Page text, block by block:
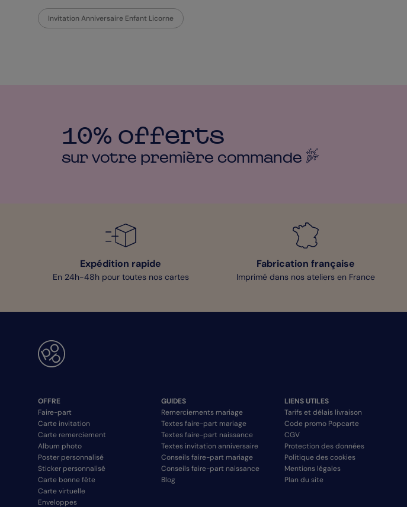
Invitation Anniversaire Enfant Licorne
10% offerts
sur votre première commande
Expédition rapide
En 24h-48h pour toutes nos cartes
Fabrication française
Imprimé dans nos ateliers en France
OFFRE
Faire-part
Carte invitation
Carte remerciement
Album photo
Poster personnalisé
Sticker personnalisé
Carte bonne fête
Carte virtuelle
Enveloppes
GUIDES
Remerciements mariage
Textes faire-part mariage
Textes faire-part naissance
Textes invitation anniversaire
Conseils faire-part mariage
Conseils faire-part naissance
Blog
LIENS UTILES
Tarifs et délais livraison
Code promo Popcarte
CGV
Protection des données
Politique des cookies
Mentions légales
Plan du site